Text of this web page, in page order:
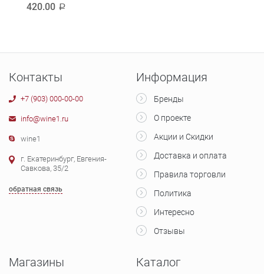
420.00 a
Контакты
+7 (903) 000-00-00
info@wine1.ru
wine1
г. Екатеринбург, Евгения-
Савкова, 35/2
обратная связь
Информация
Бренды
О проекте
Акции и Скидки
Доставка и оплата
Правила торговли
Политика
Интересно
Отзывы
Магазины Каталог